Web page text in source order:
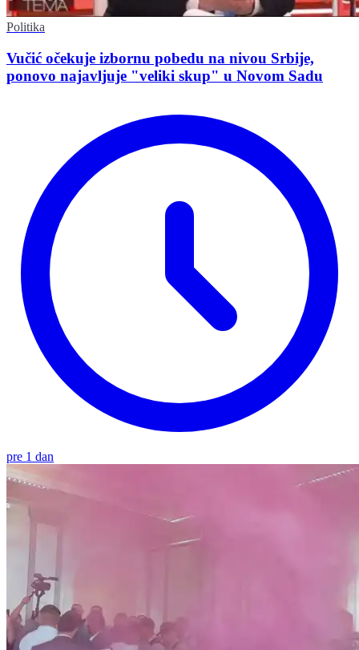
Politika
Vučić očekuje izbornu pobedu na nivou Srbije,
ponovo najavljuje "veliki skup" u Novom Sadu
pre 1 dan